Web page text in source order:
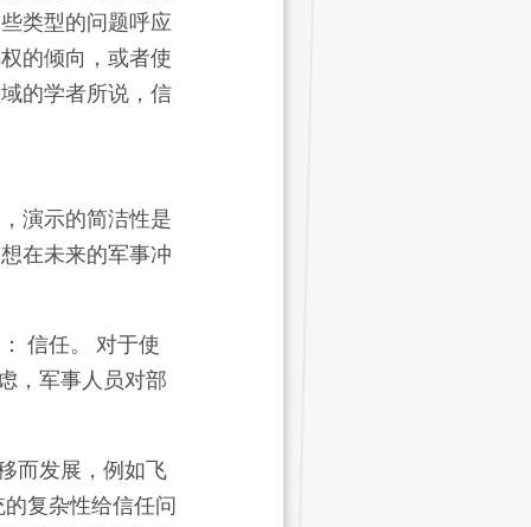
类型的问题呼应
的倾向，或者使
的学者所说，信
演示的简洁性是
在未来的军事冲
信任。 对于使
，军事人员对部
而发展，例如飞
复杂性给信任问